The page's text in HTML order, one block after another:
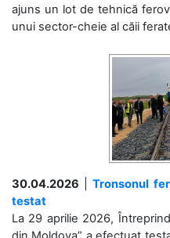
ajuns un lot de tehnică
unui sector-cheie al căii
30.04.2026 |Tronsonul
testat
La 29 aprilie 2026,